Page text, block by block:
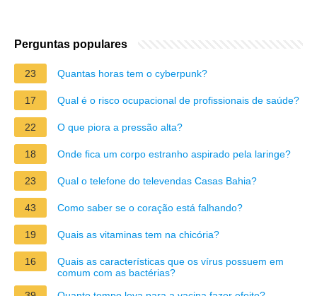
Perguntas populares
23 Quantas horas tem o cyberpunk?
17 Qual é o risco ocupacional de profissionais de saúde?
22 O que piora a pressão alta?
18 Onde fica um corpo estranho aspirado pela laringe?
23 Qual o telefone do televendas Casas Bahia?
43 Como saber se o coração está falhando?
19 Quais as vitaminas tem na chicória?
16
Quais as características que os vírus possuem em
comum com as bactérias?